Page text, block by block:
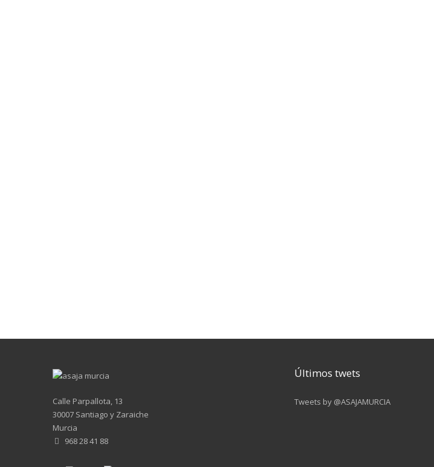
Calle Parpallota, 13
30007 Santiago y Zaraiche
Murcia
968 28 41 88
Últimos twets
Tweets by @ASAJAMURCIA